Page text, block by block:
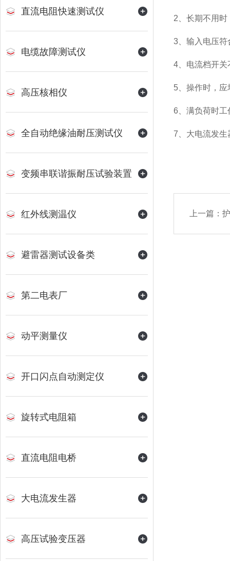
直流电阻快速测试仪
电缆故障测试仪
高压核相仪
全自动绝缘油耐压测试仪
变频串联谐振耐压试验装置
红外线测温仪
避雷器测试设备类
第二电表厂
动平测量仪
开口闪点自动测定仪
旋转式电阻箱
直流电阻电桥
大电流发生器
高压试验变压器
2、长期不用
3、输入电压
4、电流档开关
5、操作时，
6、满负荷时工
7、大电流发生
上一篇：